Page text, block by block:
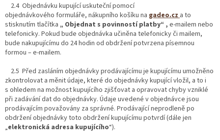
2.4 Objednávku kupující uskuteční pomocí
objednávkového formuláře, nákupního košíku na gadeo.cz a to
stisknutím tlačítka „ Objednat s povinností platby“ , e-mailem nebo
telefonicky. Pokud bude objednávka učiněna telefonicky či mailem,
bude nakupujícímu do 24 hodin od obdržení potvrzena písemnou
formou – e-mailem.
2.5 Před zasláním objednávky prodávajícímu je kupujícímu umožněno
zkontrolovat a měnit údaje, které do objednávky kupující vložil, a to i
s ohledem na možnost kupujícího zjišťovat a opravovat chyby vzniklé
při zadávání dat do objednávky. Údaje uvedené v objednávce jsou
prodávajícím považovány za správné. Prodávající neprodleně po
obdržení objednávky toto obdržení kupujícímu potvrdí (dále jen
„elektronická adresa kupujícího“).